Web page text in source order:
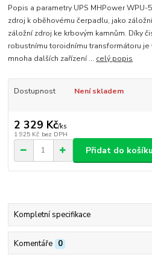
Popis a parametry UPS MHPower
zdroj k oběhovému čerpadlu, jako
záložní zdroj ke krbovým kamnům. Díky
robustnímu toroidnímu transformátoru je
mnoha dalších zařízení ... celý popis
Dostupnost Není skladem
2 329 Kč/ks
1 925 Kč bez DPH
Přidat do košíku
Kompletní specifikace
Komentáře 0